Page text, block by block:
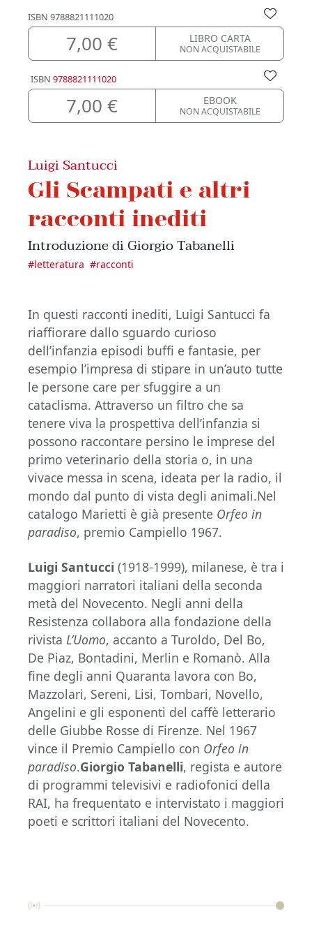
ISBN 9788821111020
7,00 € LIBRO CARTA
NON ACQUISTABILE
ISBN 9788821111020
7,00 € EBOOK
NON ACQUISTABILE
Luigi Santucci
Gli Scampati e altri
racconti inediti
Introduzione di Giorgio Tabanelli
#letteratura #racconti
In questi racconti inediti, Luigi Santucci fa
riaffiorare dallo sguardo curioso
dell’infanzia episodi buffi e fantasie, per
esempio l’impresa di stipare in un’auto tutte
le persone care per sfuggire a un
cataclisma. Attraverso un filtro che sa
tenere viva la prospettiva dell’infanzia si
possono raccontare persino le imprese del
primo veterinario della storia o, in una
vivace messa in scena, ideata per la radio, il
mondo dal punto di vista degli animali.Nel
catalogo Marietti è già presente Orfeo in
paradiso, premio Campiello 1967.
Luigi Santucci (1918-1999), milanese, è tra i
maggiori narratori italiani della seconda
metà del Novecento. Negli anni della
Resistenza collabora alla fondazione della
rivista L’Uomo, accanto a Turoldo, Del Bo,
De Piaz, Bontadini, Merlin e Romanò. Alla
fine degli anni Quaranta lavora con Bo,
Mazzolari, Sereni, Lisi, Tombari, Novello,
Angelini e gli esponenti del caffè letterario
delle Giubbe Rosse di Firenze. Nel 1967
vince il Premio Campiello con Orfeo in
paradiso.Giorgio Tabanelli, regista e autore
di programmi televisivi e radiofonici della
RAI, ha frequentato e intervistato i maggiori
poeti e scrittori italiani del Novecento.